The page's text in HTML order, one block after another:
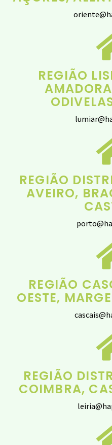
REGIÃO
REGIÃO
AVEIRO,
REGIÃO
OESTE,
REGIÃO
COIMBRA,